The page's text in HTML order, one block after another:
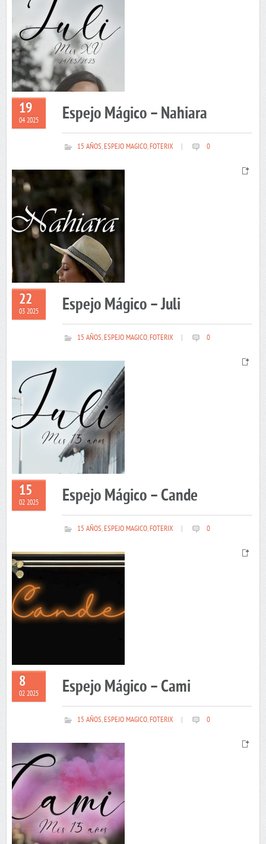
19
04 2025 Espejo Mágico – Nahiara
15 AÑOS,ESPEJO MAGICO,FOTERIX 0
22
03 2025 Espejo Mágico – Juli
15 AÑOS,ESPEJO MAGICO,FOTERIX 0
15
02 2025 Espejo Mágico – Cande
15 AÑOS,ESPEJO MAGICO,FOTERIX 0
8
02 2025 Espejo Mágico – Cami
15 AÑOS,ESPEJO MAGICO,FOTERIX 0